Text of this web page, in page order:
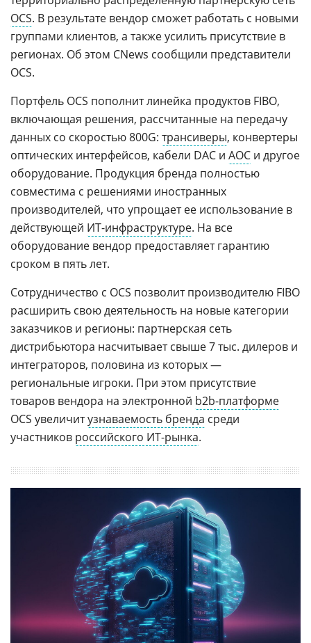
OCS. В результате вендор сможет работать с новыми
группами клиентов, а также усилить присутствие в
регионах. Об этом CNews сообщили представители
OCS.
Портфель OCS пополнит линейка продуктов FIBO,
включающая решения, рассчитанные на передачу
данных со скоростью 800G: трансиверы, конвертеры
оптических интерфейсов, кабели DAC и AOC и другое
оборудование. Продукция бренда полностью
совместима с решениями иностранных
производителей, что упрощает ее использование в
действующей ИТ-инфраструктуре. На все
оборудование вендор предоставляет гарантию
сроком в пять лет.
Сотрудничество с OCS позволит производителю FIBO
расширить свою деятельность на новые категории
заказчиков и регионы: партнерская сеть
дистрибьютора насчитывает свыше 7 тыс. дилеров и
интеграторов, половина из которых —
региональные игроки. При этом присутствие
товаров вендора на электронной b2b-платформе
OCS увеличитузнаваемость бренда среди
участников российского ИТ-рынка.